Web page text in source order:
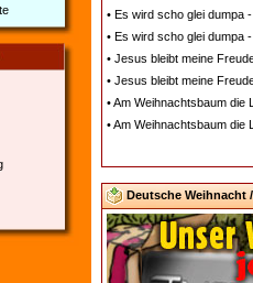
• Es wird scho glei dumpa
• Es wird scho glei dumpa
• Jesus bleibt meine
• Jesus bleibt meine
• Am Weihnachtsbaum
• Am Weihnachtsbaum
Deutsche Weihnacht